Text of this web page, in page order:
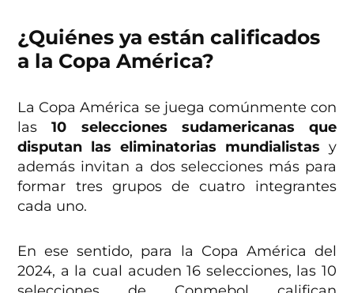
¿Quiénes ya están calificados
a la Copa América?
La Copa América se juega comúnmente con
las10 selecciones sudamericanas que
disputan las eliminatorias mundialistas y
además invitan a dos selecciones más para
formar tres grupos de cuatro integrantes
cada uno.
En ese sentido, para la Copa América del
2024, a la cual acuden 16 selecciones, las 10